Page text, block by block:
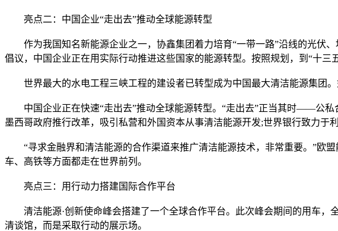
亮点二：中国企业“走出去”推动全球能源转型
作为我国知名新能源企业之一，协鑫集团着力培育“一带一路”沿线的光伏、
倡议，中国企业正在用实际行动推进这些国家的能源转型。按照规划，到“十三
世界最大的水电工程三峡工程的建设者已转型成为中国最大清洁能源集团。
中国企业正在快速“走出去”推动全球能源转型。“走出去”正当其时——公私
墨西哥政府推行改革，吸引私营和外国资本从事清洁能源开发;世界银行致力于
“寻求金融界和清洁能源的合作渠道来推广清洁能源技术，非常重要。”欧盟
车、高铁等方面都走在世界前列。
亮点三：用行动力搭建国际合作平台
清洁能源·创新使命峰会搭建了一个全球合作平台。此次峰会期间的用车，
清谈馆，而是采取行动的展示场。